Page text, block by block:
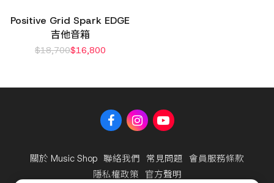
Positive Grid Spark EDGE
吉他音箱
$18,700$16,800
關於 Music Shop 聯絡我們 常見問題 會員服務條款
隱私權政策 官方聲明